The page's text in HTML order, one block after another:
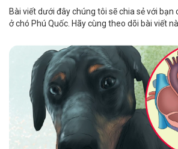
Bài viết dưới đây chúng tôi sẽ chia sẻ với
ở chó Phú Quốc. Hãy cùng theo dõi bài viết